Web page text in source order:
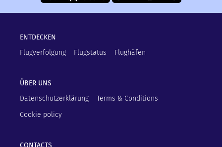
ENTDECKEN
Flugverfolgung
Flugstatus Flughäfen
ÜBER UNS
Datenschutzerklärung
Terms & Conditions
Cookie policy